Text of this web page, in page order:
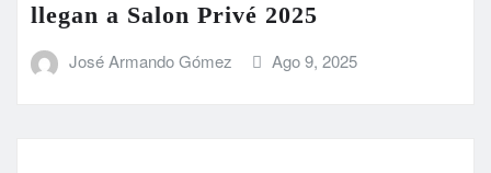
llegan a Salon Privé 2025
José Armando Gómez Ago 9, 2025